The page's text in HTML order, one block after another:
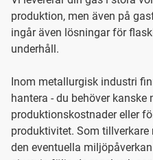
produktion, men även på
ingår även lösningar för
underhåll.
Inom metallurgisk industri
hantera - du behöver kanske
produktionskostnader eller
produktivitet. Som
den eventuella